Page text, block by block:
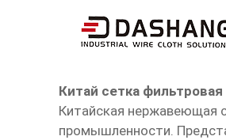
Китай
Китай сетка
Китайская нержавеющая
промышленности.